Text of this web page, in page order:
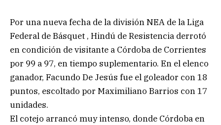
Por una nueva fecha de la división NEA de la Liga
Federal de Básquet , Hindú de Resistencia derrotó
en condición de visitante a Córdoba de Corrientes
por 99 a 97, en tiempo suplementario. En el elenco
ganador, Facundo De Jesús fue el goleador con 18
puntos, escoltado por Maximiliano Barrios con 17
unidades.
El cotejo arrancó muy intenso, donde Córdoba en